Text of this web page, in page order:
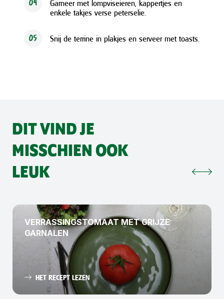
04
Garneer met lompviseieren, kappertjes en
enkele takjes verse peterselie.
05 Snij de terrine in plakjes en serveer met toasts.
DIT VIND JE
MISSCHIEN OOK
LEUK
VERRASSINGSTOMAAT MET GRIJZE
GARNALEN
HET RECEPT LEZEN